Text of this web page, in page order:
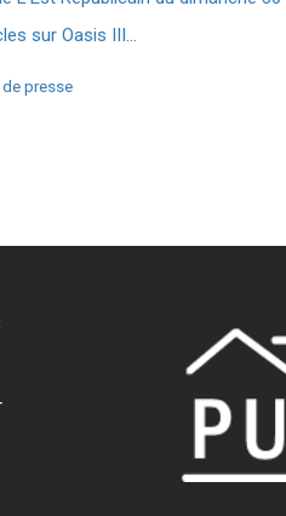
sur Oasis III...
de presse